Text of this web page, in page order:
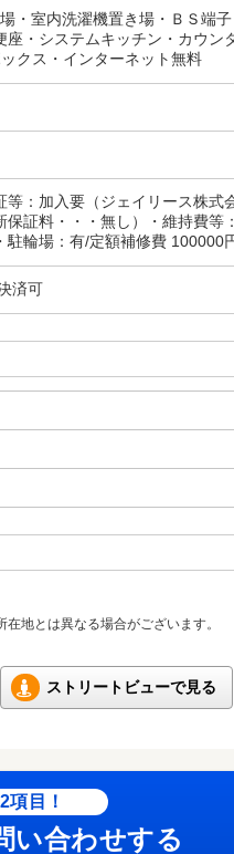
・室内洗濯機置き場・ＢＳ端
・システムキッチン・カウン
クス・インターネット無料
：加入要（ジェイリース株
料・・・無し）・維持費等
輪場：有/定額補修費 100000
済可
地とは異なる場合がございます。
ストリートビューで見る
項目！
い合わせする